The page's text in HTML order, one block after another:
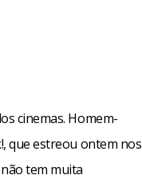
cinemas. Homem-
que estreou ontem nos
tem muita